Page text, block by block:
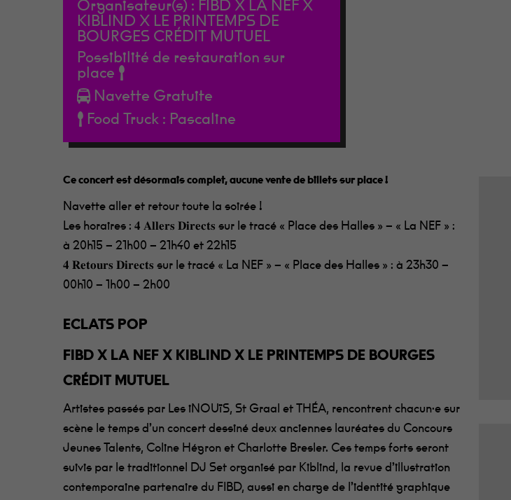
Appuie sur Entrée pour rechercher ou sur ESC pour fermer
Organisateur(s) : FIBD X LA NEF X
KIBLIND X LE PRINTEMPS DE
BOURGES CRÉDIT MUTUEL
Possibilité de restauration sur
place
Navette Gratuite
Food Truck : Pascaline
Ce concert est désormais complet, aucune vente de billets sur place !
Navette aller et retour toute la soirée !
Les horaires : 𝟒 𝐀𝐥𝐥𝐞𝐫𝐬 𝐃𝐢𝐫𝐞𝐜𝐭𝐬 sur le tracé « Place des Halles » – « La NEF » :
à 20h15 – 21h00 – 21h40 et 22h15
𝟒 𝐑𝐞𝐭𝐨𝐮𝐫𝐬 𝐃𝐢𝐫𝐞𝐜𝐭𝐬 sur le tracé « La NEF » – « Place des Halles » : à 23h30 –
00h10 – 1h00 – 2h00
ECLATS POP
FIBD X LA NEF X KIBLIND X LE PRINTEMPS DE BOURGES
CRÉDIT MUTUEL
Artistes passés par Les iNOUïS, St Graal et THÉA, rencontrent chacun·e sur
scène le temps d’un concert dessiné deux anciennes lauréates du Concours
Jeunes Talents, Coline Hégron et Charlotte Bresler. Ces temps forts seront
suivis par le traditionnel DJ Set organisé par Kiblind, la revue d’illustration
contemporaine partenaire du FIBD, aussi en charge de l’identité graphique